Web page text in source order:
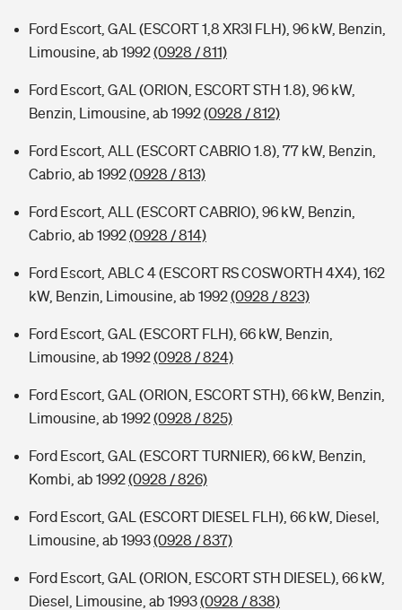
Ford Escort, GAL (ESCORT 1,8 XR3I FLH), 96 kW, Benzin,
Limousine, ab 1992(0928 / 811)
Ford Escort, GAL (ORION, ESCORT STH 1.8), 96 kW,
Benzin, Limousine, ab 1992(0928 / 812)
Ford Escort, ALL (ESCORT CABRIO 1.8), 77 kW, Benzin,
Cabrio, ab 1992(0928 / 813)
Ford Escort, ALL (ESCORT CABRIO), 96 kW, Benzin,
Cabrio, ab 1992(0928 / 814)
Ford Escort, ABLC 4 (ESCORT RS COSWORTH 4X4), 162
kW, Benzin, Limousine, ab 1992(0928 / 823)
Ford Escort, GAL (ESCORT FLH), 66 kW, Benzin,
Limousine, ab 1992(0928 / 824)
Ford Escort, GAL (ORION, ESCORT STH), 66 kW, Benzin,
Limousine, ab 1992(0928 / 825)
Ford Escort, GAL (ESCORT TURNIER), 66 kW, Benzin,
Kombi, ab 1992(0928 / 826)
Ford Escort, GAL (ESCORT DIESEL FLH), 66 kW, Diesel,
Limousine, ab 1993(0928 / 837)
Ford Escort, GAL (ORION, ESCORT STH DIESEL), 66 kW,
Diesel, Limousine, ab 1993(0928 / 838)